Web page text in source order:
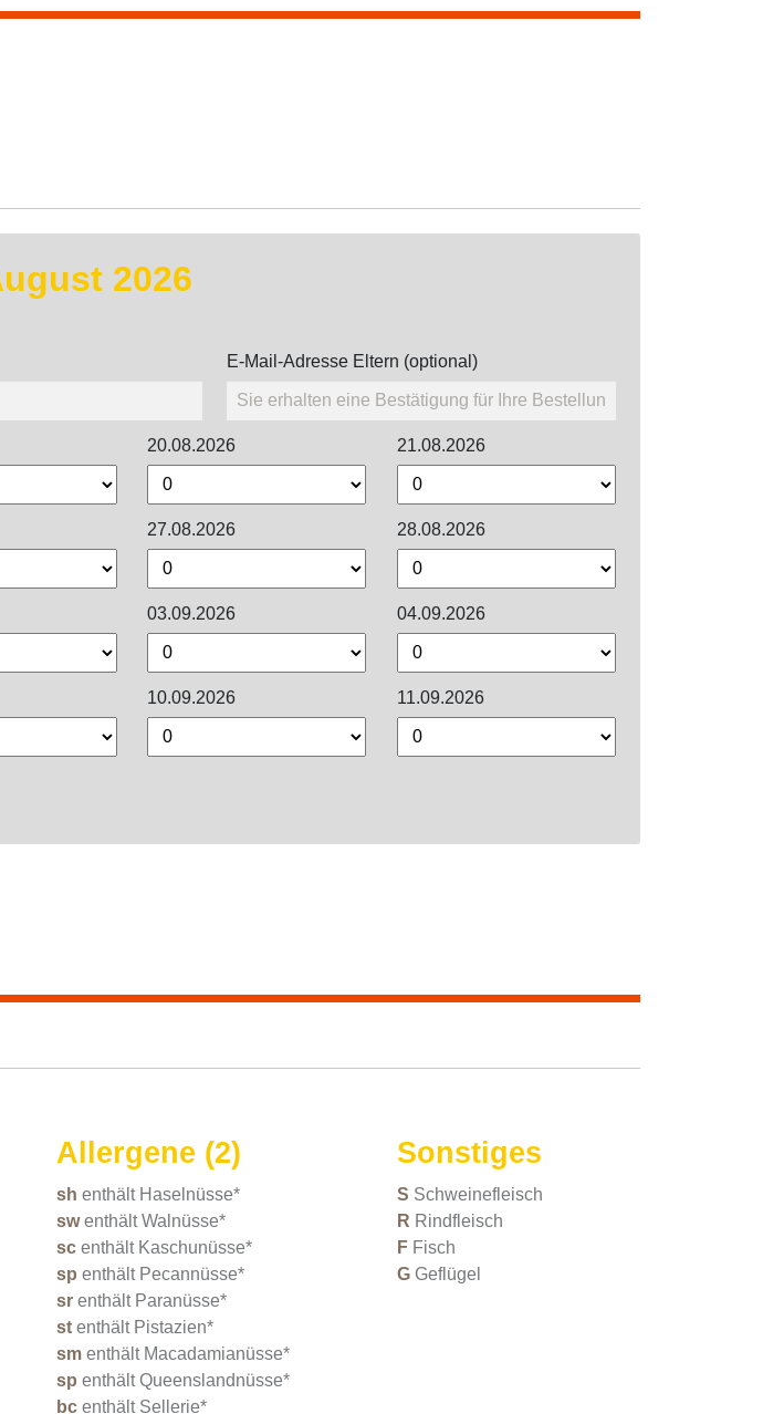
2026
E-Mail-Adresse Eltern (optional)
20.08.2026 21.08.2026
27.08.2026 28.08.2026
03.09.2026 04.09.2026
10.09.2026 11.09.2026
Allergene (2)
sh enthält Haselnüsse*
swenthält Walnüsse*
scenthält Kaschunüsse*
sp enthält Pecannüsse*
srenthält Paranüsse*
stenthält Pistazien*
smenthält Macadamianüsse*
sp enthält Queenslandnüsse*
bcenthält Sellerie*
Sonstiges
S Schweinefleisch
R Rindfleisch
FFisch
GGeflügel